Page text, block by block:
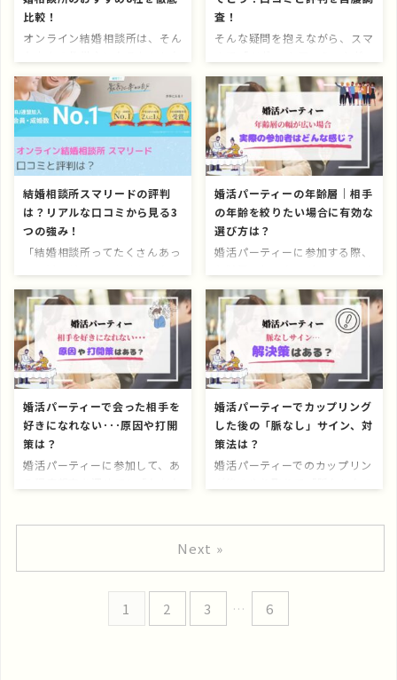
比較！
オンライン結婚相談所は、そん
ません。 とはいえ、オンライ
ン結婚相談所といってもサービ
スの種類はさまざまで、選び方
に悩む方も多いでしょう。 当
サイトでは、初めての方でもオ
ンライン結婚相談所の選び方が
まるっと分かるように、図解を
交えて解説しています。 ぜひ
オンライン結婚相談所選びの参
考にしてみてくださいね！
【2026最新】おすすめオンラ
社の特色で絞り込む！ 料金や
人数などの「数字」も大切です
が、スムーズな婚活には自分の
性格に合った相談所選びも欠か
せま ...
査！
そんな疑問を抱えながら、スマ
索しているあなた。 料金のこ
と、出会いの質、サポート体
制…気になるポイントはたくさ
んありますよね。 特に、「真
剣に結婚したいけど、効率よく
動ける自信がない」「理想の相
手に出会えるか不安」と感じて
いる方にとって、結婚相談所
の“リアルな声”は何よりも参
考になるはず。 この記事で
は、ツヴァイを実際に利用した
悪い点も包み隠さずご紹介しま
す。 ＼公式サイトはこちら／
ツヴァイ(ZWEI) 結婚相談所ツ
ヴァイのネガティブな口コミ
本項 ...
結婚相談所スマリードの評判
は？リアルな口コミから見る3
つの強み！
「結婚相談所ってたくさんあっ
い…」そんな悩みを抱えていま
せんか？ IBJ正規加盟店の結婚
相談所「スマリード」は、リー
ズナブルな料金で質の高いサポ
ートが受けられると評判のサー
ビスです。 なんて不安を感じ
る方も、いらっしゃるかもしれ
ません。 この記事では、実際
にスマリードを利用した方々の
リアルな口コミや評判を徹底調
査し、サービスの特徴や料金、
ント ...
婚活パーティーの年齢層｜相手
の年齢を絞りたい場合に有効な
選び方は？
婚活パーティーに参加する際、
よね。 特に募集年齢が幅広い
場合、「どんな年代の人が多い
のか」「自分だけ浮かないか」
なんて心配になるものです。
本記事では、参加者の年齢層の
傾向や、パーティー別に集まり
やすい年齢層の傾向など、数十
回参加した筆者の経験をもとに
解説します。 募集年齢層に対
する、実際の参加者は？ 今回
は、婚活パーティーの募集要項
験に基づく「確率論」である点
をご ...
婚活パーティーで会った相手を
好きになれない･･･原因や打開
策は？
婚活パーティーに参加して、あ
の記事では、婚活パーティーで
出会った相手を好きになれない
と感じがちな理由と、その対策
法について詳しく解説します。
婚活パーティーで出会った相手
婚活パーティーでカップリング
した後の「脈なし」サイン、対
策法は？
婚活パーティーでのカップリン
能性を見極めるポイントや、改
善方法について詳しく解説しま
す。 もう少し粘ってみるか、
次の一歩を踏み出すか、皆さん
の判断の一助になれれば幸いで
1 2 3 … 6
Next »